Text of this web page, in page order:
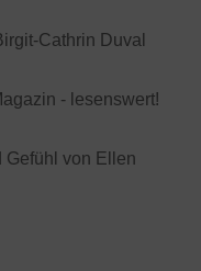
Cathrin Duval
- lesenswert!
Gefühl von Ellen